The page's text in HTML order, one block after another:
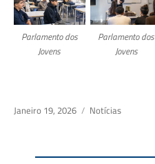
Parlamento dos
Jovens
Parlamento dos
Jovens
Posted
Janeiro 19, 2026 Categories
Notícias